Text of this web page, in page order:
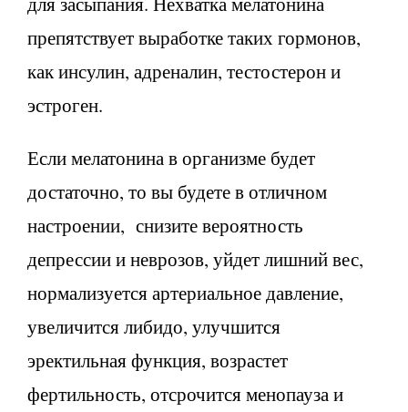
препятствует выработке таких гормонов,
как инсулин, адреналин, тестостерон и
эстроген.
Если мелатонина в организме будет
достаточно, то вы будете в отличном
настроении, снизите вероятность
депрессии и неврозов, уйдет лишний вес,
нормализуется артериальное давление,
увеличится либидо, улучшится
эректильная функция, возрастет
фертильность, отсрочится менопауза и